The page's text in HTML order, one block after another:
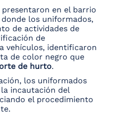
presentaron en el barrio
donde los uniformados,
de actividades de
de
vehículos, identificaron
de color negro que
de hurto.
los uniformados
incautación del
el procedimiento